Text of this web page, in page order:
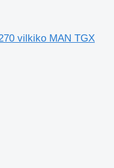
vilkiko MAN TGX